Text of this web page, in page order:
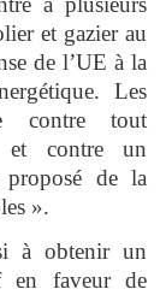
et gazier au
de l’UE à la
Les
contre tout
contre un
de la
».
à obtenir un
en faveur de